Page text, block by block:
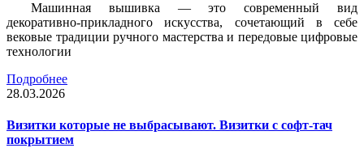
Машинная вышивка — это современный вид
декоративно-прикладного искусства, сочетающий в себе
вековые традиции ручного мастерства и передовые цифровые
технологии
Подробнее
28.03.2026
Визитки которые не выбрасывают. Визитки с софт-тач
покрытием